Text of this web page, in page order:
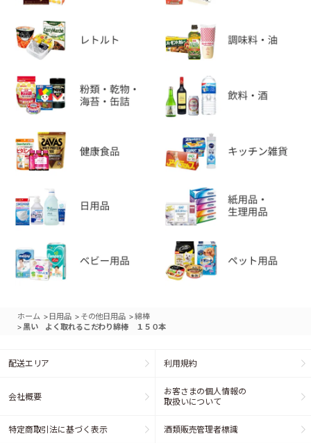
ホーム > 日用品 > その他日用品 >綿棒
>黒い よく取れるこだわり綿棒 １５０本
配送エリア 利用規約
会社概要
お客さまの個人情報の
取扱いについて
特定商取引法に基づく表示 酒類販売管理者標識